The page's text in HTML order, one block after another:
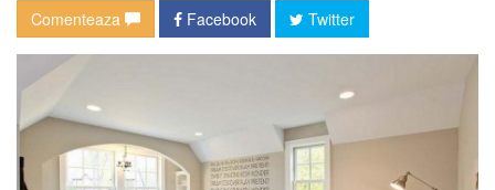
Comenteaza Facebook Twitter